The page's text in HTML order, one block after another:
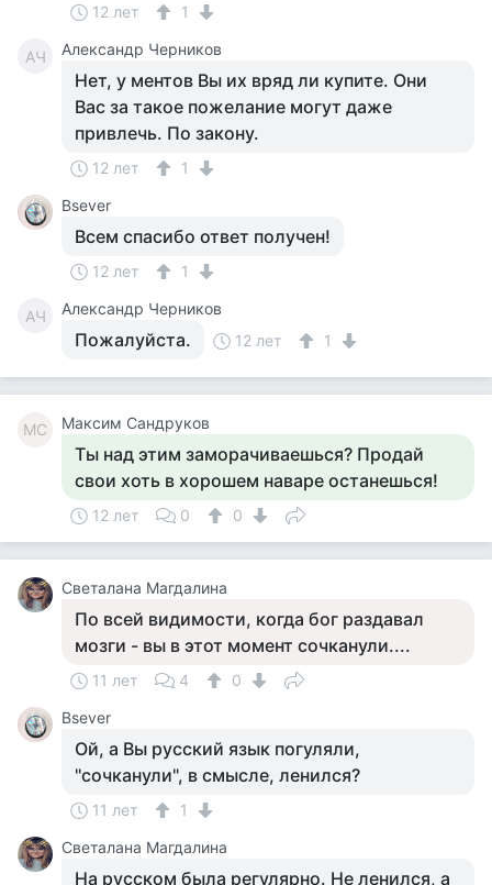
12 лет 1
АЧ Александр Черников
Нет, у ментов Вы их вряд ли купите. Они
Вас за такое пожелание могут даже
привлечь. По закону.
12 лет
1
Bsever
Всем спасибо ответ получен!
12 лет 1
АЧ Александр Черников
Пожалуйста. 12 лет 1
МС Максим Сандруков
Ты над этим заморачиваешься? Продай
свои хоть в хорошем наваре останешься!
12 лет 0 0
Светалана Магдалина
По всей видимости, когда бог раздавал
мозги - вы в этот момент сочканули....
11 лет 4
0
Bsever
Ой, а Вы русский язык погуляли,
"сочканули", в смысле, ленился?
11 лет
1
Светалана Магдалина
На русском была регулярно. Не ленился, а